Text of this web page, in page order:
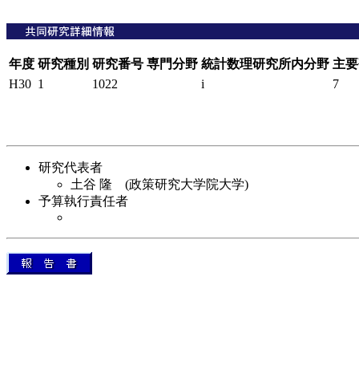
年度 研究種別 研究番号 専門分野 統計数理研究所内分野 主
H30 1 1022 i 7
研究代表者
土谷 隆 (政策研究大学院大学)
予算執行責任者